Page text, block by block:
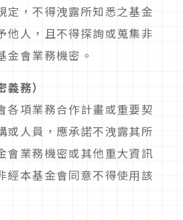
定，不得洩露所知悉之基金
他人，且不得探詢或蒐集非
金會業務機密。
義務）
各項業務合作計畫或重要契
或人員，應承諾不洩露其所
會業務機密或其他重大資訊
經本基金會同意不得使用該